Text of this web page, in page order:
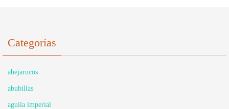
Categorías
abejarucos
abubillas
aguila imperial